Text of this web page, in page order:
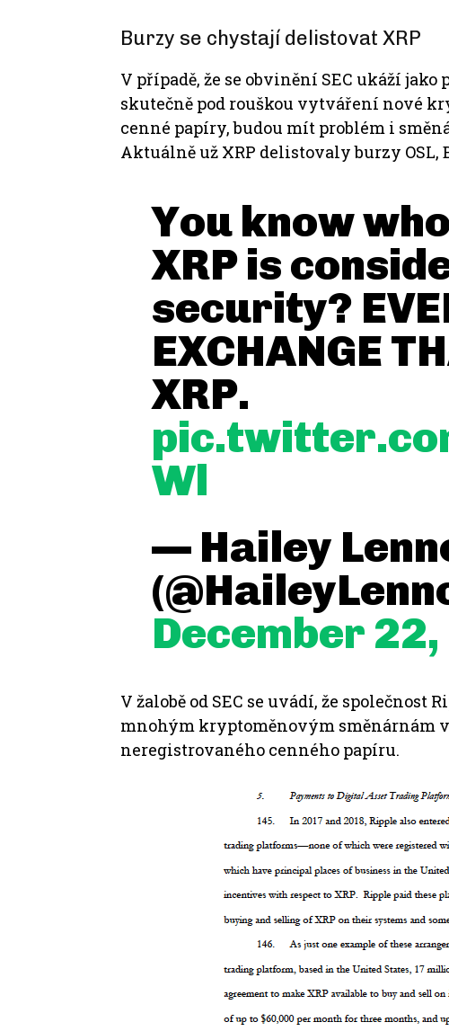
Burzy se chystají delistovat XRP
V případě, že se obvinění SEC ukáží
skutečně pod rouškou vytváření nové
cenné papíry, budou mít problém i
Aktuálně už XRP delistovaly burzy OSL,
You know
XRP is
security?
EXCHANGE
XRP.
Wl
— Hailey
December
V žalobě od SEC se uvádí, že společnost
mnohým kryptoměnovým směnárnám
neregistrovaného cenného papíru.